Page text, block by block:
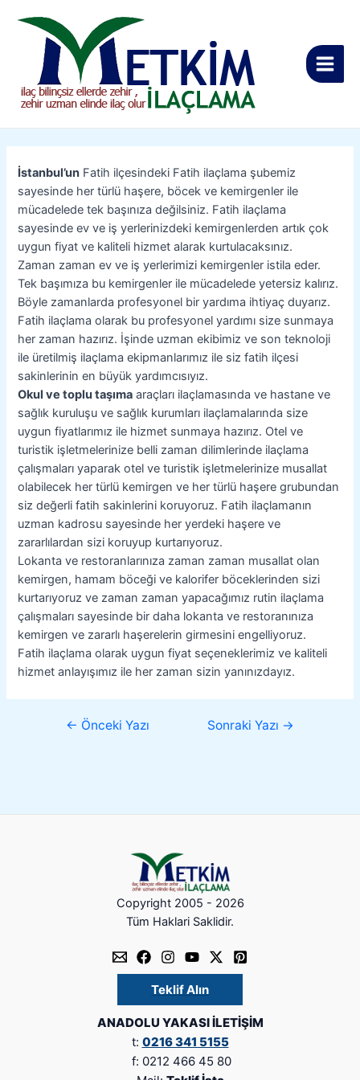
İstanbul’un Fatih ilçesindeki Fatih ilaçlama şubemiz
sayesinde her türlü haşere, böcek ve kemirgenler ile
mücadelede tek başınıza değilsiniz. Fatih ilaçlama
sayesinde ev ve iş yerlerinizdeki kemirgenlerden artık çok
uygun fiyat ve kaliteli hizmet alarak kurtulacaksınız.
Zaman zaman ev ve iş yerlerimizi kemirgenler istila eder.
Tek başımıza bu kemirgenler ile mücadelede yetersiz kalırız.
Böyle zamanlarda profesyonel bir yardıma ihtiyaç duyarız.
Fatih ilaçlama olarak bu profesyonel yardımı size sunmaya
her zaman hazırız. İşinde uzman ekibimiz ve son teknoloji
ile üretilmiş ilaçlama ekipmanlarımız ile siz fatih ilçesi
sakinlerinin en büyük yardımcısıyız.
Okul ve toplu taşıma araçları ilaçlamasında ve hastane ve
sağlık kuruluşu ve sağlık kurumları ilaçlamalarında size
uygun fiyatlarımız ile hizmet sunmaya hazırız. Otel ve
turistik işletmelerinize belli zaman dilimlerinde ilaçlama
çalışmaları yaparak otel ve turistik işletmelerinize musallat
olabilecek her türlü kemirgen ve her türlü haşere grubundan
siz değerli fatih sakinlerini koruyoruz. Fatih ilaçlamanın
uzman kadrosu sayesinde her yerdeki haşere ve
zararlılardan sizi koruyup kurtarıyoruz.
Lokanta ve restoranlarınıza zaman zaman musallat olan
kemirgen, hamam böceği ve kalorifer böceklerinden sizi
kurtarıyoruz ve zaman zaman yapacağımız rutin ilaçlama
çalışmaları sayesinde bir daha lokanta ve restoranınıza
kemirgen ve zararlı haşerelerin girmesini engelliyoruz.
Fatih ilaçlama olarak uygun fiyat seçeneklerimiz ve kaliteli
hizmet anlayışımız ile her zaman sizin yanınızdayız.
gezinmesi
← Önceki Yazı Sonraki Yazı →
Copyright 2005 - 2026
Tüm Haklari Saklidir.
Teklif Alın
ANADOLU YAKASI İLETİŞİM
t: 0216 341 5155
f: 0212 466 45 80